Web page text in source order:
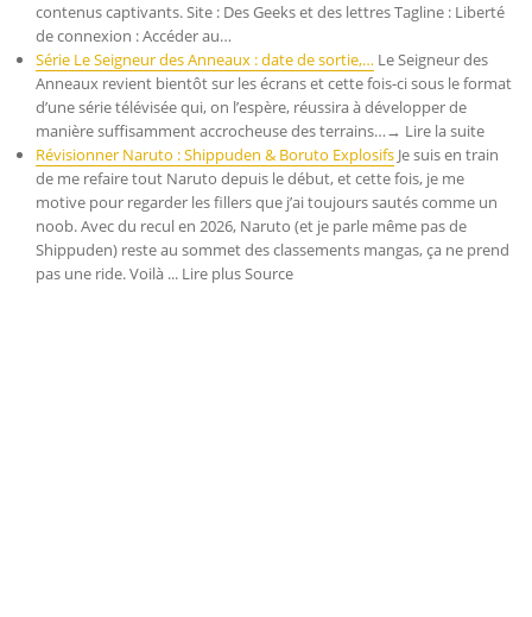
contenus captivants. Site : Des Geeks et des lettres Tagline : Liberté
de connexion : Accéder au…
Série Le Seigneur des Anneaux : date de sortie,… Le Seigneur des
Anneaux revient bientôt sur les écrans et cette fois-ci sous le format
d’une série télévisée qui, on l’espère, réussira à développer de
manière suffisamment accrocheuse des terrains…→ Lire la suite
Révisionner Naruto : Shippuden & Boruto Explosifs Je suis en train
de me refaire tout Naruto depuis le début, et cette fois, je me
motive pour regarder les fillers que j’ai toujours sautés comme un
noob. Avec du recul en 2026, Naruto (et je parle même pas de
Shippuden) reste au sommet des classements mangas, ça ne prend
pas une ride. Voilà ... Lire plus Source